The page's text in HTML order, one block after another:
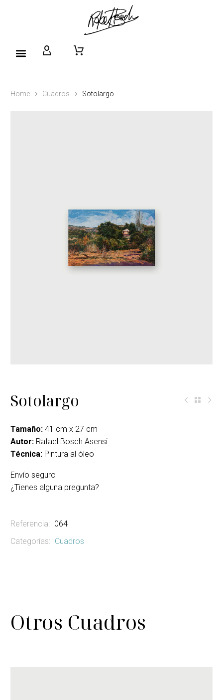
Home Cuadros Sotolargo
Sotolargo
Tamaño: 41 cm x 27 cm
Autor: Rafael Bosch Asensi
Técnica: Pintura al óleo
Envío seguro
¿Tienes alguna pregunta?
Referencia: 064
Categorías: Cuadros
Otros Cuadros